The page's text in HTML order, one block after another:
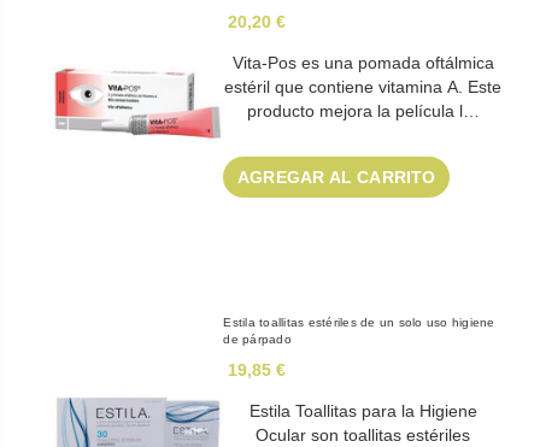
20,20 €
Vita-Pos es una pomada oftálmica
estéril que contiene vitamina A. Este
producto mejora la película l…
AGREGAR AL CARRITO
Estila toallitas estériles de un solo uso higiene
de párpado
19,85 €
Estila Toallitas para la Higiene
Ocular son toallitas estériles